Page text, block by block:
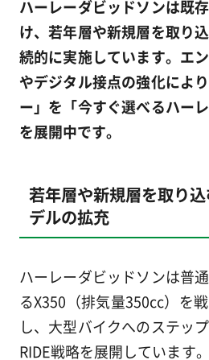
ハーレーダビッドソンは既
け、若年層や新規層を取り
続的に実施しています。エ
やデジタル接点の強化によ
ー」を「今すぐ選べるハー
を展開中です。
若年層や新規層を取り
デルの拡充
ハーレーダビッドソンは普
るX350（排気量350cc）を
し、大型バイクへのステッ
RIDE戦略を展開しています